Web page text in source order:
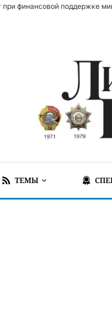
финансовой поддержке
ТЕМЫ